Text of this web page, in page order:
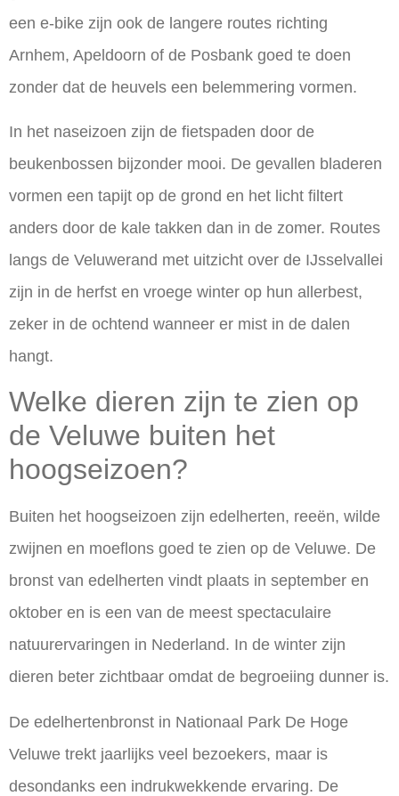
een e-bike zijn ook de langere routes richting
Arnhem, Apeldoorn of de Posbank goed te doen
zonder dat de heuvels een belemmering vormen.
In het naseizoen zijn de fietspaden door de
beukenbossen bijzonder mooi. De gevallen bladeren
vormen een tapijt op de grond en het licht filtert
anders door de kale takken dan in de zomer. Routes
langs de Veluwerand met uitzicht over de IJsselvallei
zijn in de herfst en vroege winter op hun allerbest,
zeker in de ochtend wanneer er mist in de dalen
hangt.
Welke dieren zijn te zien op
de Veluwe buiten het
hoogseizoen?
Buiten het hoogseizoen zijn edelherten, reeën, wilde
zwijnen en moeflons goed te zien op de Veluwe. De
bronst van edelherten vindt plaats in september en
oktober en is een van de meest spectaculaire
natuurervaringen in Nederland. In de winter zijn
dieren beter zichtbaar omdat de begroeiing dunner is.
De edelhertenbronst in Nationaal Park De Hoge
Veluwe trekt jaarlijks veel bezoekers, maar is
desondanks een indrukwekkende ervaring. De